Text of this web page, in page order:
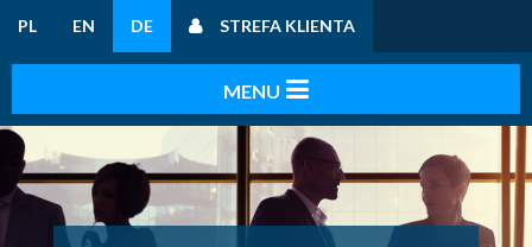
PL EN DE STREFA KLIENTA